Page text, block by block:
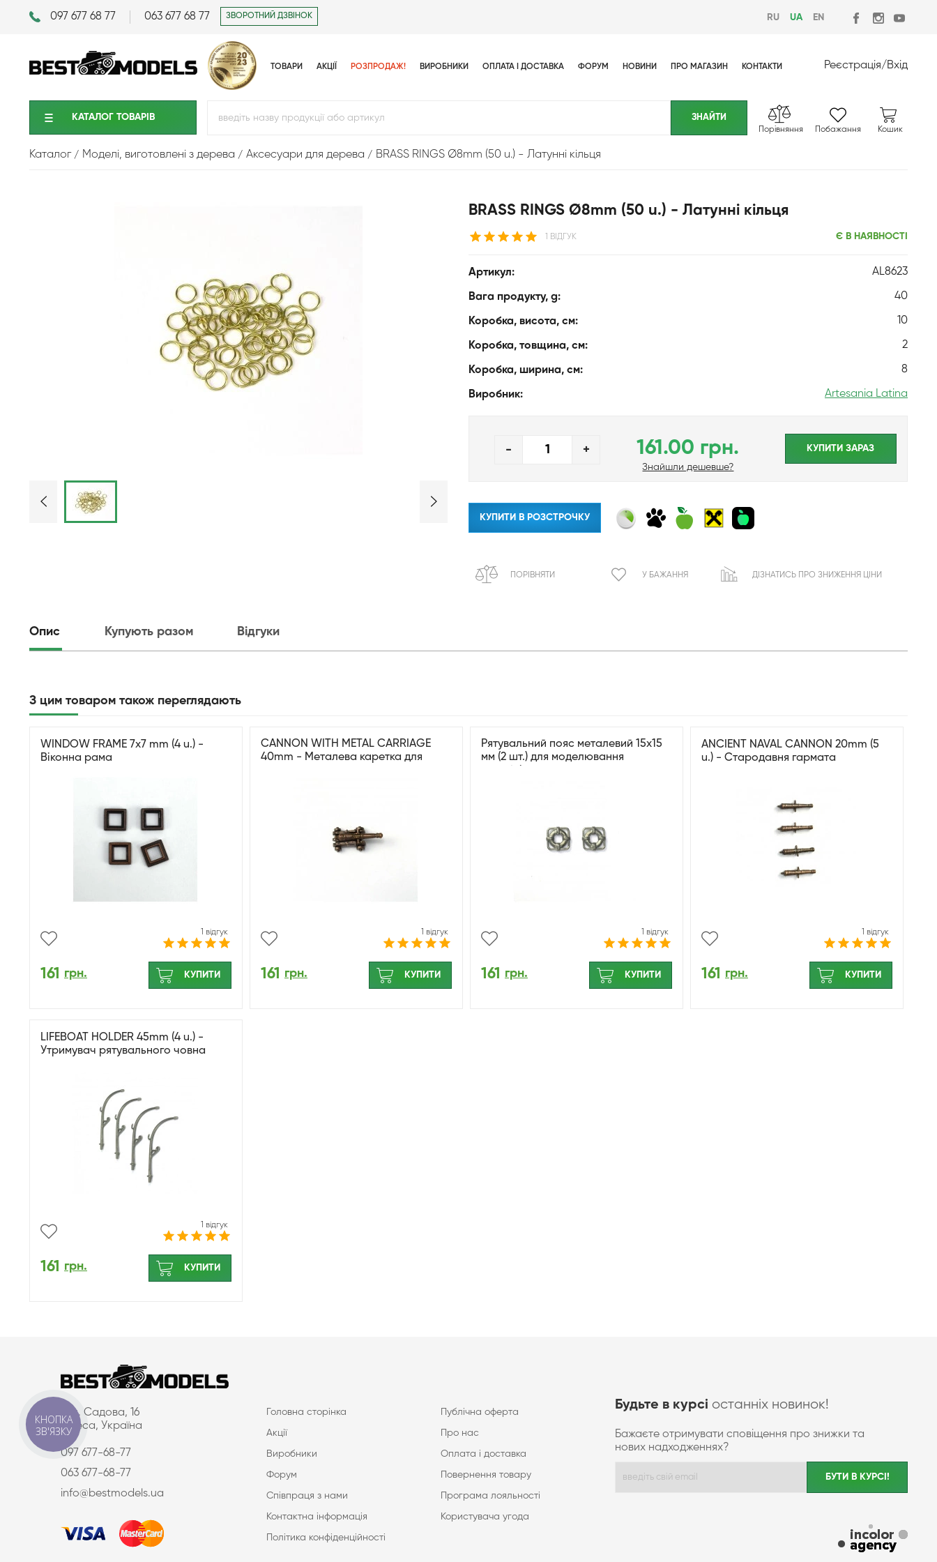
097 677 68 77 063 677 68 77 ЗВОРОТНИЙ ДЗВІНОК RU UA EN
ТОВАРИ АКЦІЇ РОЗПРОДАЖ! ВИРОБНИКИ ОПЛАТА І ДОСТАВКА ФОРУМ НОВИНИ ПРО МАГАЗИН КОНТАКТИ Реєстрація/Вхід
КАТАЛОГ ТОВАРIВ
Порівняння Побажання Кошик
Каталог Моделі, виготовлені з дерева Аксесуари для дерева BRASS RINGS Ø8mm (50 u.) - Латунні кільця
BRASS RINGS Ø8mm (50 u.) - Латунні кільця
1 ВІДГУК Є В НАЯВНОСТІ
Артикул: AL8623
Вага продукту, g: 40
Коробка, висота, см: 10
Коробка, товщина, см: 2
Коробка, ширина, см: 8
Виробник: Artesania Latina
- + 161.00 грн.
Знайшли дешевше?
КУПИТИ ЗАРАЗ
КУПИТИ В РОЗСТРОЧКУ
ПОРІВНЯТИ У БАЖАННЯ ДІЗНАТИСЬ ПРО ЗНИЖЕННЯ ЦІНИ
Опис Купують разом Відгуки
З цим товаром також переглядають
WINDOW FRAME 7x7 mm (4 u.) -
Віконна рама
1 відгук
161 грн. КУПИТИ
CANNON WITH METAL CARRIAGE
40mm - Металева каретка для
1 відгук
161 грн. КУПИТИ
Рятувальний пояс металевий 15x15
мм (2 шт.) для моделювання
1 відгук
161 грн. КУПИТИ
ANCIENT NAVAL CANNON 20mm (5
u.) - Стародавня гармата
1 відгук
161 грн. КУПИТИ
LIFEBOAT HOLDER 45mm (4 u.) -
Утримувач рятувального човна
1 відгук
161 грн. КУПИТИ
вул. Садова, 16
Одеса, Україна
097 677-68-77
063 677-68-77
info@bestmodels.ua
Головна сторінка Публічна оферта
Акції Про нас
Виробники Оплата і доставка
Форум Повернення товару
Співпраця з нами Програма лояльності
Контактна інформація Користувача угода
Політика конфіденційності
Будьте в курсі останніх новинок!
Бажаєте отримувати сповіщення про знижки та
нових надходженнях?
КНОПКА
ЗВ'ЯЗКУ